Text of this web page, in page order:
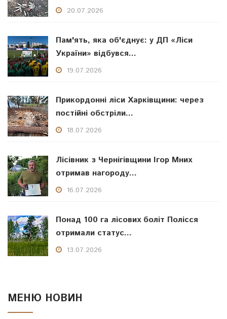
20.07.2026
Пам'ять, яка об'єднує: у ДП «Ліси
України» відбувся...
19.07.2026
Прикордонні ліси Харківщини: через
постійні обстріли...
18.07.2026
Лісівник з Чернігівщини Ігор Мних
отримав нагороду...
16.07.2026
Понад 100 га лісових боліт Полісся
отримали статус...
13.07.2026
МЕНЮ НОВИН